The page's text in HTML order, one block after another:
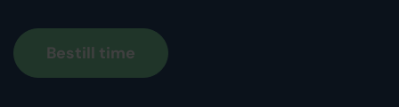
Bestill time